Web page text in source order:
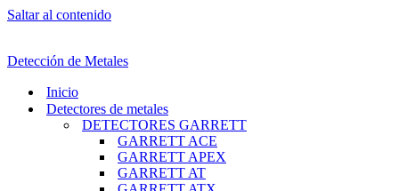
Saltar al contenido
Detección de Metales
Inicio
Detectores de metales
DETECTORES GARRETT
GARRETT ACE
GARRETT APEX
GARRETT AT